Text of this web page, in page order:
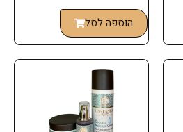
הוספה לסל